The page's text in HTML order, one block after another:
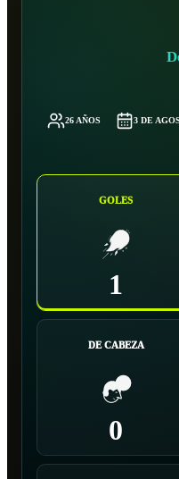
26 AÑOS 3 DE
GOLES
1
DE CABEZA
0